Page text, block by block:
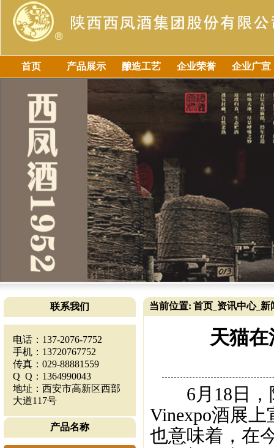
首页 产品展示 酿造工艺 企业荣誉 企业广宣
联系我们
电话：137-2076-7752
手机：13720767752
传真：029-88881559
Q Q：1364990043
地址：西安市高新区西部
大道117号
产品名称
当前位置: 首页 资讯中心_ 新
天猫在
6月18日，
Vinexpo酒展
也意味着，在